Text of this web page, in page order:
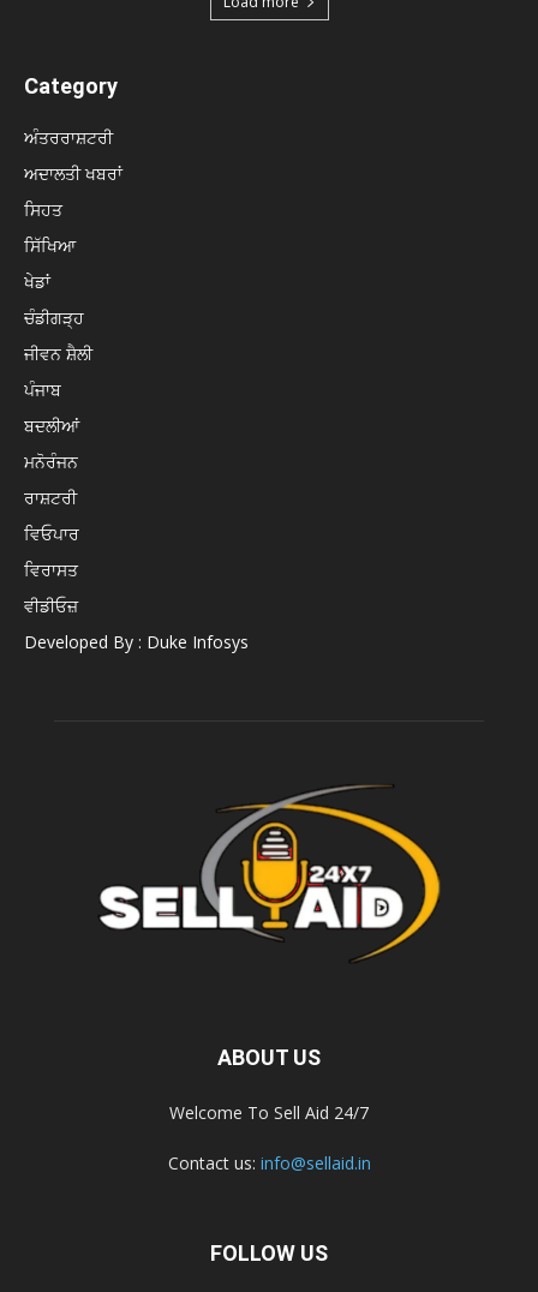
Category
ਅੰਤਰਰਾਸ਼ਟਰੀ
ਅਦਾਲਤੀ ਖਬਰਾਂ
ਸਿਹਤ
ਸਿੱਖਿਆ
ਖੇਡਾਂ
ਚੰਡੀਗੜ੍ਹ
ਜੀਵਨ ਸ਼ੈਲੀ
ਪੰਜਾਬ
ਬਦਲੀਆਂ
ਮਨੋਰੰਜਨ
ਰਾਸ਼ਟਰੀ
ਵਿਓਪਾਰ
ਵਿਰਾਸਤ
ਵੀਡੀਓਜ਼
Developed By : Duke Infosys
ABOUT US
Welcome To Sell Aid 24/7
Contact us: info@sellaid.in
FOLLOW US